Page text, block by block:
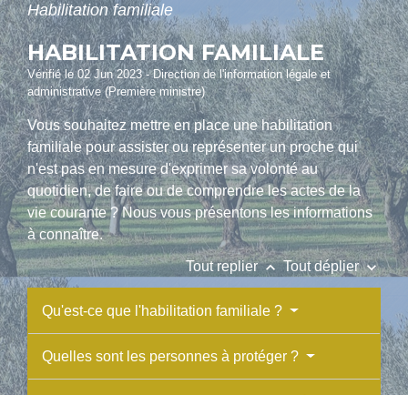
Habilitation familiale
HABILITATION FAMILIALE
Vérifié le 02 Jun 2023 - Direction de l'information légale et
administrative (Première ministre)
Vous souhaitez mettre en place une habilitation
familiale pour assister ou représenter un proche qui
n'est pas en mesure d'exprimer sa volonté au
quotidien, de faire ou de comprendre les actes de la
vie courante ? Nous vous présentons les informations
à connaître.
Tout replierkeyboard_arrow_up Tout déplierkeyboard_arrow_down
Qu'est-ce que l'habilitation familiale ?
Quelles sont les personnes à protéger ?